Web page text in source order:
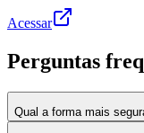
Acessar
Perguntas
Qual a forma mais